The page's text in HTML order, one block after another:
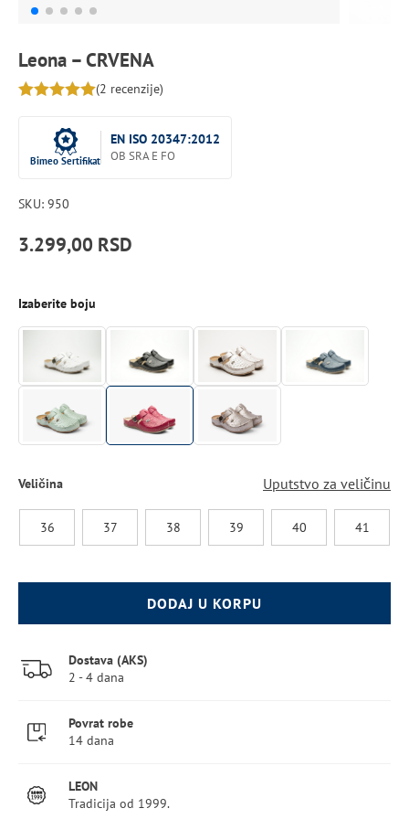
Leona – CRVENA
(2 recenzije)
Bimeo Sertifikat
EN ISO 20347:2012
OB SRA E FO
SKU: 950
3.299,00 RSD
Izaberite boju
Veličina Uputstvo za veličinu
36 37 38 39 40 41
DODAJ U KORPU
Dostava (AKS)
2 - 4 dana
Povrat robe
14 dana
LEON
Tradicija od 1999.